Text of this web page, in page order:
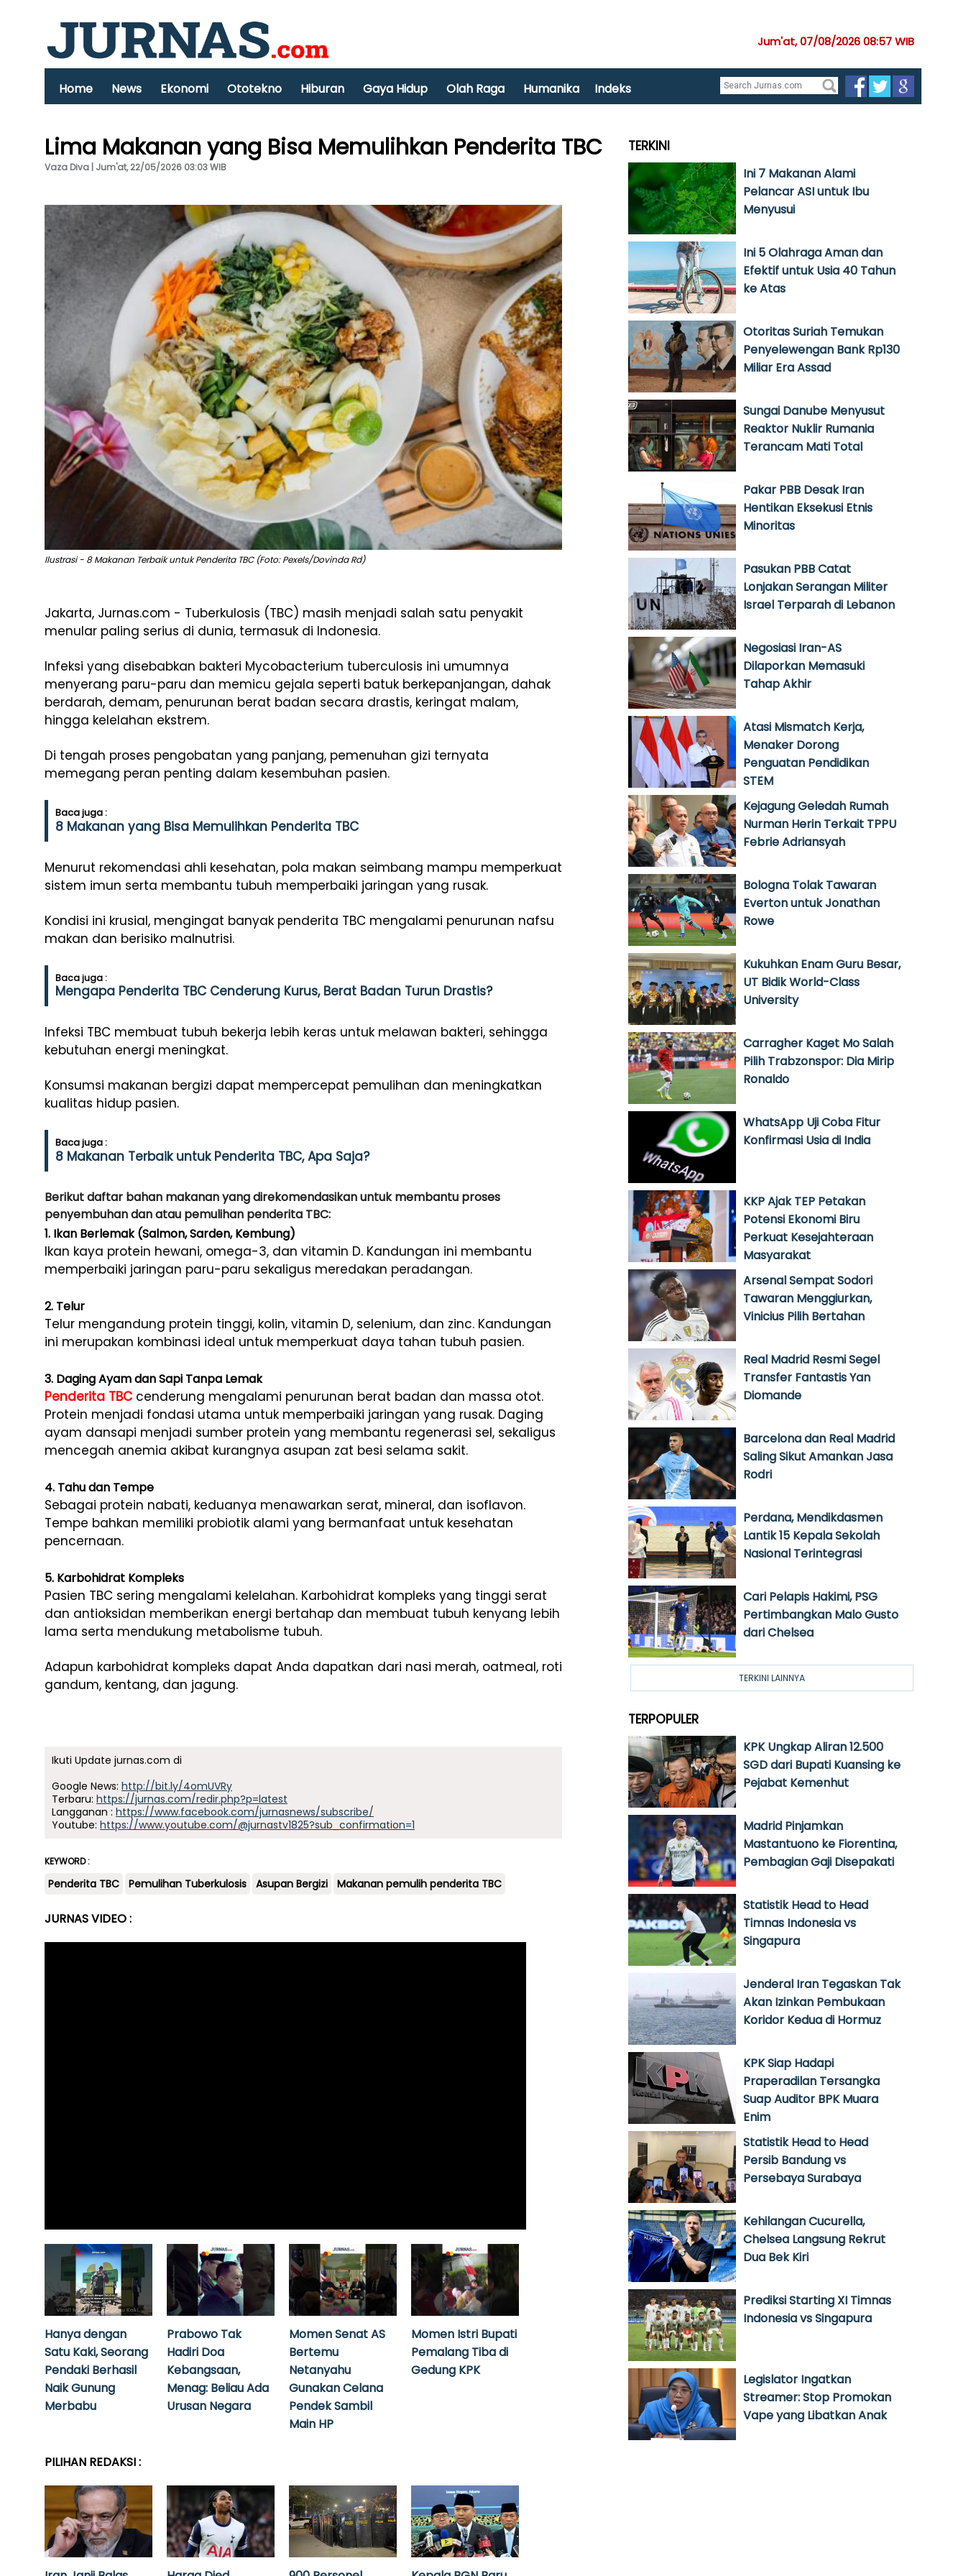
Jum'at, 07/08/2026 08:57 WIB
Home News Ekonomi Ototekno Hiburan Gaya Hidup Olah Raga Humanika Indeks
Lima Makanan yang Bisa Memulihkan Penderita TBC
Vaza Diva | Jum'at, 22/05/2026 03:03 WIB
Ilustrasi - 8 Makanan Terbaik untuk Penderita TBC (Foto: Pexels/Dovinda Rd)
Jakarta, Jurnas.com - Tuberkulosis (TBC) masih menjadi salah satu penyakit
menular paling serius di dunia, termasuk di Indonesia.
Infeksi yang disebabkan bakteri Mycobacterium tuberculosis ini umumnya
menyerang paru-paru dan memicu gejala seperti batuk berkepanjangan, dahak
berdarah, demam, penurunan berat badan secara drastis, keringat malam,
hingga kelelahan ekstrem.
Di tengah proses pengobatan yang panjang, pemenuhan gizi ternyata
memegang peran penting dalam kesembuhan pasien.
Baca juga :
8 Makanan yang Bisa Memulihkan Penderita TBC
Menurut rekomendasi ahli kesehatan, pola makan seimbang mampu memperkuat
sistem imun serta membantu tubuh memperbaiki jaringan yang rusak.
Kondisi ini krusial, mengingat banyak penderita TBC mengalami penurunan nafsu
makan dan berisiko malnutrisi.
Baca juga :
Mengapa Penderita TBC Cenderung Kurus, Berat Badan Turun Drastis?
Infeksi TBC membuat tubuh bekerja lebih keras untuk melawan bakteri, sehingga
kebutuhan energi meningkat.
Konsumsi makanan bergizi dapat mempercepat pemulihan dan meningkatkan
kualitas hidup pasien.
Baca juga :
8 Makanan Terbaik untuk Penderita TBC, Apa Saja?
Berikut daftar bahan makanan yang direkomendasikan untuk membantu proses
penyembuhan dan atau pemulihan penderita TBC:
1. Ikan Berlemak (Salmon, Sarden, Kembung)
Ikan kaya protein hewani, omega-3, dan vitamin D. Kandungan ini membantu
memperbaiki jaringan paru-paru sekaligus meredakan peradangan.
2. Telur
Telur mengandung protein tinggi, kolin, vitamin D, selenium, dan zinc. Kandungan
ini merupakan kombinasi ideal untuk memperkuat daya tahan tubuh pasien.
3. Daging Ayam dan Sapi Tanpa Lemak
Penderita TBC cenderung mengalami penurunan berat badan dan massa otot.
Protein menjadi fondasi utama untuk memperbaiki jaringan yang rusak. Daging
ayam dansapi menjadi sumber protein yang membantu regenerasi sel, sekaligus
mencegah anemia akibat kurangnya asupan zat besi selama sakit.
4. Tahu dan Tempe
Sebagai protein nabati, keduanya menawarkan serat, mineral, dan isoflavon.
Tempe bahkan memiliki probiotik alami yang bermanfaat untuk kesehatan
pencernaan.
5. Karbohidrat Kompleks
Pasien TBC sering mengalami kelelahan. Karbohidrat kompleks yang tinggi serat
dan antioksidan memberikan energi bertahap dan membuat tubuh kenyang lebih
lama serta mendukung metabolisme tubuh.
Adapun karbohidrat kompleks dapat Anda dapatkan dari nasi merah, oatmeal, roti
gandum, kentang, dan jagung.
Ikuti Update jurnas.com di
Google News: http://bit.ly/4omUVRy
Terbaru: https://jurnas.com/redir.php?p=latest
Langganan : https://www.facebook.com/jurnasnews/subscribe/
Youtube: https://www.youtube.com/@jurnastv1825?sub_confirmation=1
KEYWORD :
Penderita TBC Pemulihan Tuberkulosis Asupan Bergizi Makanan pemulih penderita TBC
JURNAS VIDEO :
Hanya dengan
Satu Kaki, Seorang
Pendaki Berhasil
Naik Gunung
Merbabu
Prabowo Tak
Hadiri Doa
Kebangsaan,
Menag: Beliau Ada
Urusan Negara
Momen Senat AS
Bertemu
Netanyahu
Gunakan Celana
Pendek Sambil
Main HP
Momen Istri Bupati
Pemalang Tiba di
Gedung KPK
PILIHAN REDAKSI :
TERKINI
Ini 7 Makanan Alami
Pelancar ASI untuk Ibu
Menyusui
Ini 5 Olahraga Aman dan
Efektif untuk Usia 40 Tahun
ke Atas
Otoritas Suriah Temukan
Penyelewengan Bank Rp130
Miliar Era Assad
Sungai Danube Menyusut
Reaktor Nuklir Rumania
Terancam Mati Total
Pakar PBB Desak Iran
Hentikan Eksekusi Etnis
Minoritas
Pasukan PBB Catat
Lonjakan Serangan Militer
Israel Terparah di Lebanon
Negosiasi Iran-AS
Dilaporkan Memasuki
Tahap Akhir
Atasi Mismatch Kerja,
Menaker Dorong
Penguatan Pendidikan
STEM
Kejagung Geledah Rumah
Nurman Herin Terkait TPPU
Febrie Adriansyah
Bologna Tolak Tawaran
Everton untuk Jonathan
Rowe
Kukuhkan Enam Guru Besar,
UT Bidik World-Class
University
Carragher Kaget Mo Salah
Pilih Trabzonspor: Dia Mirip
Ronaldo
WhatsApp Uji Coba Fitur
Konfirmasi Usia di India
KKP Ajak TEP Petakan
Potensi Ekonomi Biru
Perkuat Kesejahteraan
Masyarakat
Arsenal Sempat Sodori
Tawaran Menggiurkan,
Vinicius Pilih Bertahan
Real Madrid Resmi Segel
Transfer Fantastis Yan
Diomande
Barcelona dan Real Madrid
Saling Sikut Amankan Jasa
Rodri
Perdana, Mendikdasmen
Lantik 15 Kepala Sekolah
Nasional Terintegrasi
Cari Pelapis Hakimi, PSG
Pertimbangkan Malo Gusto
dari Chelsea
TERKINI LAINNYA
TERPOPULER
KPK Ungkap Aliran 12.500
SGD dari Bupati Kuansing ke
Pejabat Kemenhut
Madrid Pinjamkan
Mastantuono ke Fiorentina,
Pembagian Gaji Disepakati
Statistik Head to Head
Timnas Indonesia vs
Singapura
Jenderal Iran Tegaskan Tak
Akan Izinkan Pembukaan
Koridor Kedua di Hormuz
KPK Siap Hadapi
Praperadilan Tersangka
Suap Auditor BPK Muara
Enim
Statistik Head to Head
Persib Bandung vs
Persebaya Surabaya
Kehilangan Cucurella,
Chelsea Langsung Rekrut
Dua Bek Kiri
Prediksi Starting XI Timnas
Indonesia vs Singapura
Legislator Ingatkan
Streamer: Stop Promokan
Vape yang Libatkan Anak